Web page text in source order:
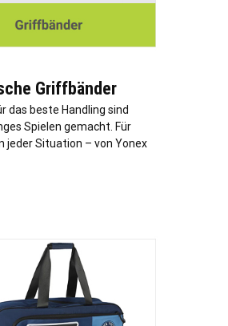
Griffbänder
das beste Handling sind
Spielen gemacht. Für
jeder Situation – von Yonex